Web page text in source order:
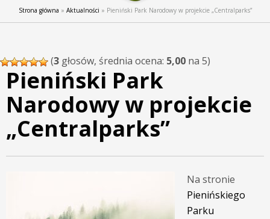
Strona główna » Aktualności » Pieniński Park Narodowy w projekcie „Centralparks”
(3 głosów, średnia ocena: 5,00 na 5)
Pieniński Park
Narodowy w projekcie
„Centralparks”
Na stronie
Pienińskiego
Parku